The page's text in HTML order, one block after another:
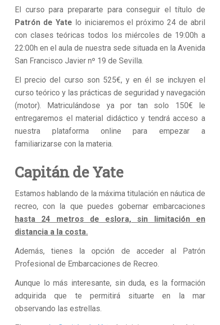
El curso para prepararte para conseguir el título de
Patrón de Yate lo iniciaremos el próximo 24 de abril
con clases teóricas todos los miércoles de 19:00h a
22:00h en el aula de nuestra sede situada en la Avenida
San Francisco Javier nº 19 de Sevilla.
El precio del curso son 525€, y en él se incluyen el
curso teórico y las prácticas de seguridad y navegación
(motor). Matriculándose ya por tan solo 150€ le
entregaremos el material didáctico y tendrá acceso a
nuestra plataforma online para empezar a
familiarizarse con la materia.
Capitán de Yate
Estamos hablando de la máxima titulación en náutica de
recreo, con la que puedes gobernar embarcaciones
hasta 24 metros de eslora, sin limitación en
distancia a la costa.
Además, tienes la opción de acceder al Patrón
Profesional de Embarcaciones de Recreo.
Aunque lo más interesante, sin duda, es la formación
adquirida que te permitirá situarte en la mar
observando las estrellas.